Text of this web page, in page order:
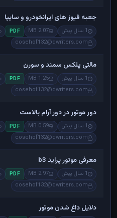
جعبه فیوز های ایرانخودرو و سایپا
1 سال پیش 2.07 MB
PDF
cosehof132@dwriters.com
مالتی پلکس سمند و سورن
1 سال پیش 1.25 MB
PDF
cosehof132@dwriters.com
دور موتور در دور آرام بالاست
1 سال پیش 0.59 MB
PDF
cosehof132@dwriters.com
معرفی موتور پراید b3
1 سال پیش 2.97 MB
PDF
cosehof132@dwriters.com
دلایل داغ شدن موتور